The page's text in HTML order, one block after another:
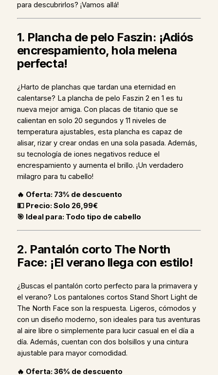
para descubrirlos? ¡Vamos allá!
1. Plancha de pelo Faszin: ¡Adiós
encrespamiento, hola melena
perfecta!
¿Harto de planchas que tardan una eternidad en
calentarse? La plancha de pelo Faszin 2 en 1 es tu
nueva mejor amiga. Con placas de titanio que se
calientan en solo 20 segundos y 11 niveles de
temperatura ajustables, esta plancha es capaz de
alisar, rizar y crear ondas en una sola pasada. Además,
su tecnología de iones negativos reduce el
encrespamiento y aumenta el brillo. ¡Un verdadero
milagro para tu cabello!
🔥 Oferta: 73% de descuento
💵 Precio: Solo 26,99€
🎯 Ideal para: Todo tipo de cabello
2. Pantalón corto The North
Face: ¡El verano llega con estilo!
¿Buscas el pantalón corto perfecto para la primavera y
el verano? Los pantalones cortos Stand Short Light de
The North Face son la respuesta. Ligeros, cómodos y
con un diseño moderno, son ideales para tus aventuras
al aire libre o simplemente para lucir casual en el día a
día. Además, cuentan con dos bolsillos y una cintura
ajustable para mayor comodidad.
🔥 Oferta: 36% de descuento